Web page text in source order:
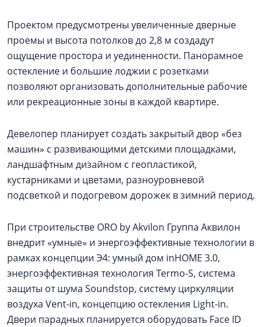
Проектом предусмотрены увеличенные дверные
проемы и высота потолков до 2,8 м создадут
ощущение простора и уединенности. Панорамное
остекление и большие лоджии с розетками
позволяют организовать дополнительные рабочие
или рекреационные зоны в каждой квартире.
Девелопер планирует создать закрытый двор «без
машин» с развивающими детскими площадками,
ландшафтным дизайном с геопластикой,
кустарниками и цветами, разноуровневой
подсветкой и подогревом дорожек в зимний период.
При строительстве ORO by Akvilon Группа Аквилон
внедрит «умные» и энергоэффективные технологии в
рамках концепции Э4: умный дом inHOME 3.0,
энергоэффективная технология Termo-S, система
защиты от шума Soundstop, систему циркуляции
воздуха Vent-in, концепцию остекления Light-in.
Двери парадных планируется оборудовать Face ID